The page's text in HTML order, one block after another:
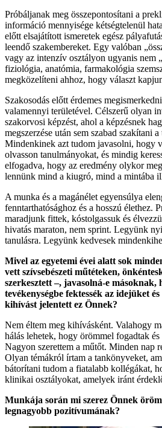
Próbáljanak meg összepontosítani a
információ mennyisége kétségtelenül
előtt elsajátított ismeretek egész
leendő szakembereket. Egy valóban
vagy az intenzív osztályon ugyanis nem
fiziológia, anatómia, farmakológia
megközelíteni ahhoz, hogy választ
Szakosodás előtt érdemes
valamennyi területével. Célszerű olyan
szakorvosi képzést, ahol a képzésnek
megszerzése után sem szabad szakítani
Mindenkinek azt tudom javasolni, hogy
olvasson tanulmányokat, és mindig
elfogadva, hogy az eredmény olykor
lennünk mind a kiugró, mind a mintába
A munka és a magánélet egyensúlya
fenntarthatósághoz és a hosszú élethez.
maradjunk fittek, kóstolgassuk és
hivatás maraton, nem sprint. Legyünk
tanulásra. Legyünk kedvesek
Mivel az egyetemi évei alatt sok
vett szívsebészeti műtéteken,
szerkesztett –, javasolná-e másoknak,
tevékenységbe fektessék az idejüket
kihívást jelentett ez Önnek?
Nem éltem meg kihívásként. Valahogy
hálás lehetek, hogy örömmel fogadtak és
Nagyon szerettem a műtőt. Minden nap
Olyan témákról írtam a tankönyveket,
bátorítani tudom a fiatalabb kollégákat,
klinikai osztályokat, amelyek iránt
Munkája során mi szerez Önnek
legnagyobb pozitívumának?